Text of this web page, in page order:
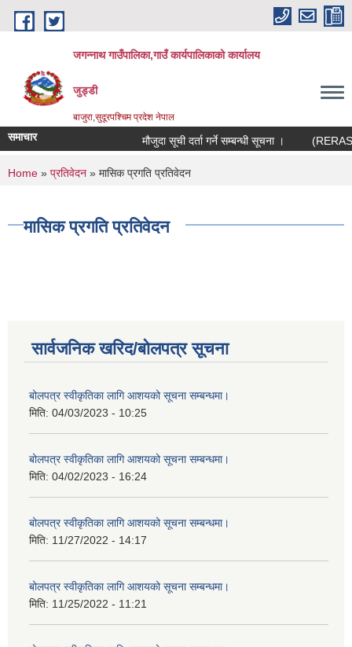
Skip to main content
जगन्नाथ गाउँपालिका,गाउँ कार्यपालिकाको कार्यालय
जुड्डी
बाजुरा,सुदूरपश्चिम प्रदेश नेपाल
समाचार मौजुदा सूची दर्ता गर्ने सम्बन्धी सूचना । (RERAS)
You are here
Home » प्रतिवेदन » मासिक प्रगति प्रतिवेदन
मासिक प्रगति प्रतिवेदन
सार्वजनिक खरिद/बोलपत्र सूचना
बोलपत्र स्वीकृतिका लागि आशयको सूचना सम्बन्धमा।
मिति: 04/03/2023 - 10:25
बोलपत्र स्वीकृतिका लागि आशयको सूचना सम्बन्धमा।
मिति: 04/02/2023 - 16:24
बोलपत्र स्वीकृतिका लागि आशयको सूचना सम्बन्धमा।
मिति: 11/27/2022 - 14:17
बोलपत्र स्वीकृतिका लागि आशयको सूचना सम्बन्धमा।
मिति: 11/25/2022 - 11:21